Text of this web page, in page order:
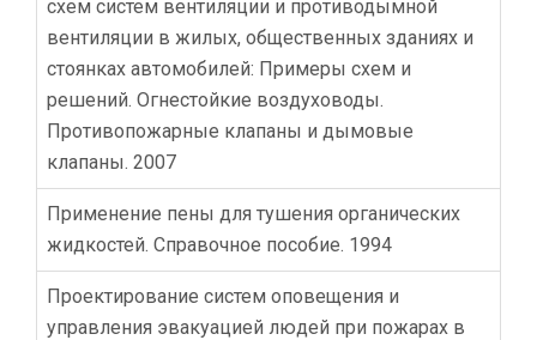
схем систем вентиляции и противодымной
вентиляции в жилых, общественных зданиях и
стоянках автомобилей: Примеры схем и
решений. Огнестойкие воздуховоды.
Противопожарные клапаны и дымовые
клапаны. 2007
Применение пены для тушения органических
жидкостей. Справочное пособие. 1994
Проектирование систем оповещения и
управления эвакуацией людей при пожарах в